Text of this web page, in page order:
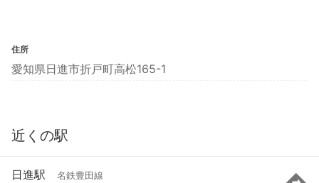
住所
愛知県日進市折戸町高松165-1
近くの駅
日進駅 名鉄豊田線